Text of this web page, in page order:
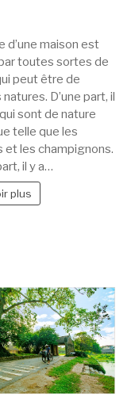
d’une maison est
toutes sortes de
peut être de
D’une part, il
sont de nature
telle que les
et les champignons.
il y a…
plus